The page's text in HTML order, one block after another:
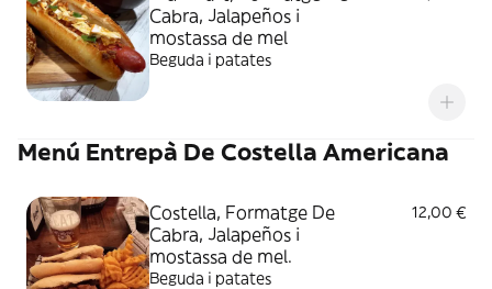
Cabra, Jalapeños i
mostassa de mel
Beguda i patates
Menú Entrepà De Costella Americana
Costella, Formatge De
Cabra, Jalapeños i
mostassa de mel.
12,00 €
Beguda i patates